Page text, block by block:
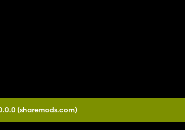
(sharemods.com)